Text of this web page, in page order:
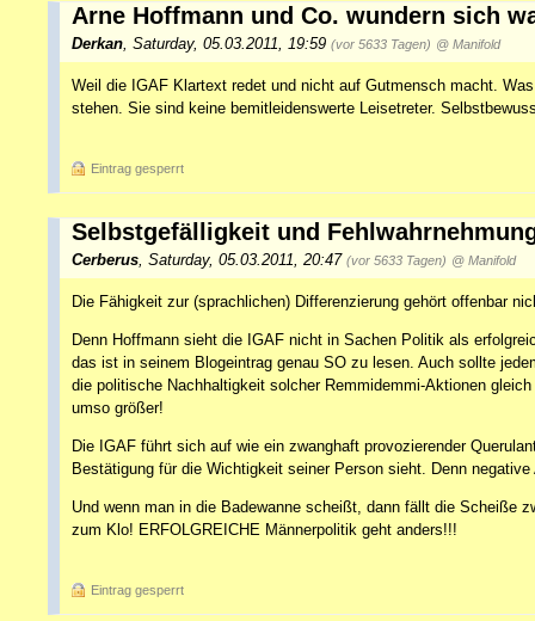
Arne Hoffmann und Co. wundern sich
Derkan Saturday, 05.03.2011, 19:59 (vor 5633 Tagen) @ Manifold
Weil die IGAF Klartext redet und nicht auf Gutmensch macht.
stehen. Sie sind keine bemitleidenswerte Leisetreter.
Eintrag gesperrt
Selbstgefälligkeit und
Cerberus Saturday, 05.03.2011, 20:47 (vor 5633 Tagen) @ Manifold
Die Fähigkeit zur (sprachlichen) Differenzierung gehört offenbar
Denn Hoffmann sieht die IGAF nicht in Sachen Politik als
das ist in seinem Blogeintrag genau SO zu lesen. Auch sollte
die politische Nachhaltigkeit solcher Remmidemmi-Aktionen
umso größer!
Die IGAF führt sich auf wie ein zwanghaft provozierender
Bestätigung für die Wichtigkeit seiner Person sieht. Denn
Und wenn man in die Badewanne scheißt, dann fällt die Scheiße
zum Klo! ERFOLGREICHE Männerpolitik geht anders!!!
Eintrag gesperrt